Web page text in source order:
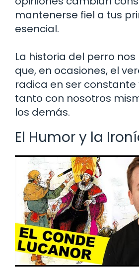
mantenerse fiel a tus
esencial.
La historia del perro
que, en ocasiones, el
radica en ser constante
tanto con nosotros
los demás.
El Humor y la